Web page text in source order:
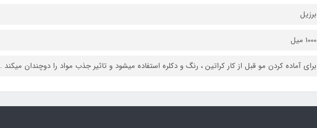
برزیل
1000 میل
برای آماده کردن مو قبل از کار کراتین ، رنگ و دکلره استفاده میشود و تاثیر جذب مواد را دوچندان میکند .